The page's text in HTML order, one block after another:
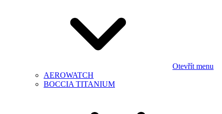
Otevřít menu
AEROWATCH
BOCCIA TITANIUM